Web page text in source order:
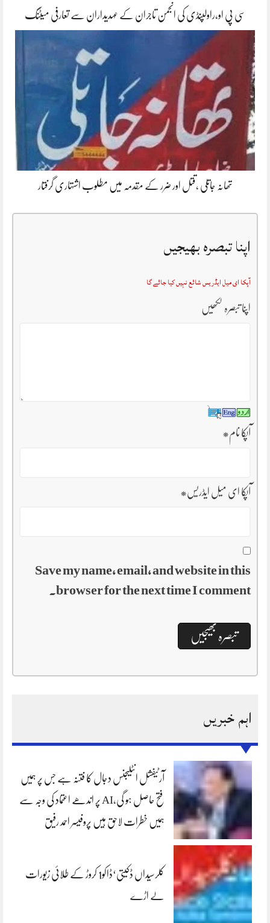
سی پی او،راولپنڈی کی انجمن تاجران کے عہدیداران سے تعارفی میٹنگ
تھانہ جاتلی ،قتل اور ضرر کے مقدمہ میں مطلوب اشتہاری گرفتار
اپنا تبصرہ بھیجیں
آپکا ای میل ایڈریس شائع نہیں کیا جائے گا
اپنا تبصرہ لکھیں
آپکا نام*
آپکا ای میل ایڈریس*
Save my name, email, and website in this
browser for the next time I comment.
اہم خبریں
آرٹیفشل انٹلیجنس دجال کا فتنہ ہے جس پر ہمیں
فتح حاصل ہو گی،AI پر اندھے اعتماد کی وجہ سے
ہمیں خطرات لاحق ہیں پروفیسر احمد رفیق
کلرسیداں ڈکیتی‘ڈاکو1 کروڑ کے طلائی زیورات
لے اڑے